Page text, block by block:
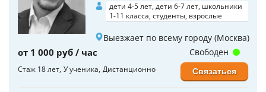
дети 4-5 лет, дети 6-7 лет, школьники
1-11 класса, студенты, взрослые
Выезжает по всему городу (Москва)
от 1 000 руб / час
Стаж 18 лет У ученика Дистанционно
Свободен
Связаться